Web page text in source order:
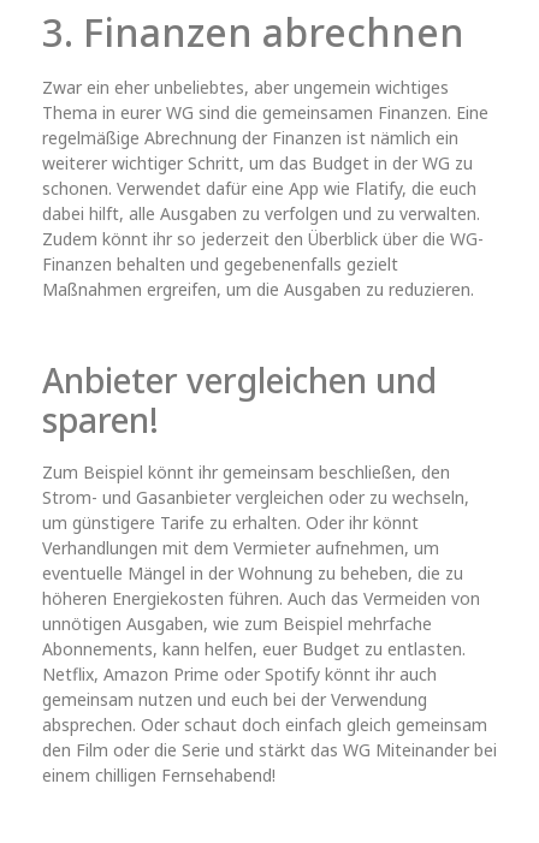
3. Finanzen abrechnen
Zwar ein eher unbeliebtes, aber ungemein wichtiges
Thema in eurer WG sind die gemeinsamen Finanzen. Eine
regelmäßige Abrechnung der Finanzen ist nämlich ein
weiterer wichtiger Schritt, um das Budget in der WG zu
schonen. Verwendet dafür eine App wie Flatify, die euch
dabei hilft, alle Ausgaben zu verfolgen und zu verwalten.
Zudem könnt ihr so jederzeit den Überblick über die WG-
Finanzen behalten und gegebenenfalls gezielt
Maßnahmen ergreifen, um die Ausgaben zu reduzieren.
Anbieter vergleichen und
sparen!
Zum Beispiel könnt ihr gemeinsam beschließen, den
Strom- und Gasanbieter vergleichen oder zu wechseln,
um günstigere Tarife zu erhalten. Oder ihr könnt
Verhandlungen mit dem Vermieter aufnehmen, um
eventuelle Mängel in der Wohnung zu beheben, die zu
höheren Energiekosten führen. Auch das Vermeiden von
unnötigen Ausgaben, wie zum Beispiel mehrfache
Abonnements, kann helfen, euer Budget zu entlasten.
Netflix, Amazon Prime oder Spotify könnt ihr auch
gemeinsam nutzen und euch bei der Verwendung
absprechen. Oder schaut doch einfach gleich gemeinsam
den Film oder die Serie und stärkt das WG Miteinander bei
einem chilligen Fernsehabend!